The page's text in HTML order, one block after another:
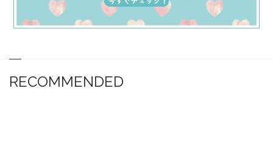
RECOMMENDED